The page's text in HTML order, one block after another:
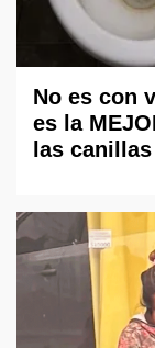
No es con
es la
las